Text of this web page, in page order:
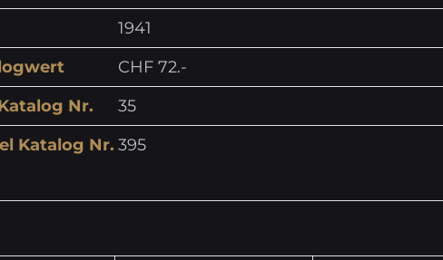
1941
CHF 72.-
Nr.
35
Katalog Nr. 395